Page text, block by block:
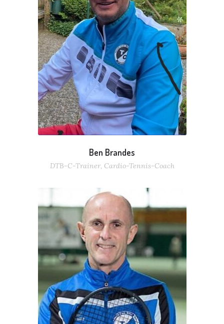
Ben Brandes
DTB-C-Trainer, Cardio-Tennis-Coach